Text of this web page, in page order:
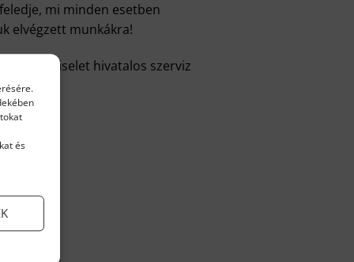
és
mi minden esetben
elvégzett munkákra!
hivatalos szerviz